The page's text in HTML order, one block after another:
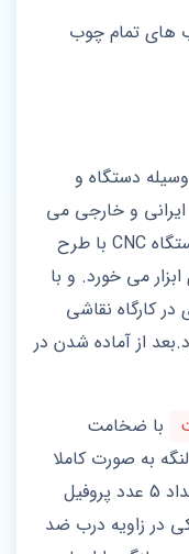
های تمام چوب
دستگاه و
حرارت به درب هایی که از جنس MDF ایرانی و خارجی می
باشد. پرس می شود و سپس توسط دستگاه CNC با طرح
می خورد. و با
کارگاه نقاشی
از آماده شدن در
با ضخامت
داخلی لنگه به صورت کاملا
سرتاسری،با ضخامت ۰.۶میلی متر .تعداد 5 عدد پروفیل
لچکی در زاویه درب ضد